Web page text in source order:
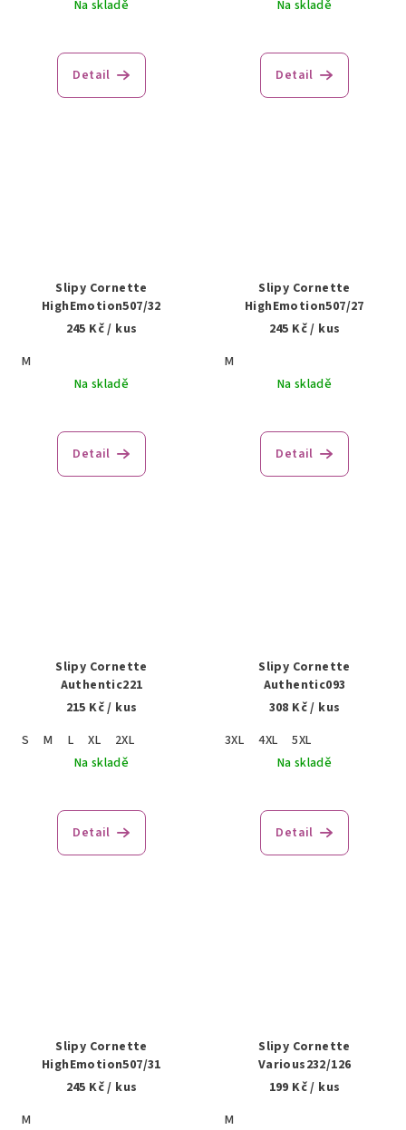
Na skladě
Detail
Na skladě
Detail
Slipy Cornette
HighEmotion507/32
245 Kč/ kus
M
Na skladě
Detail
Slipy Cornette
HighEmotion507/27
245 Kč/ kus
M
Na skladě
Detail
Slipy Cornette
Authentic221
215 Kč/ kus
S
M L XL
2XL
Na skladě
Detail
Slipy Cornette
Authentic093
308 Kč/ kus
3XL
4XL
5XL
Na skladě
Detail
Slipy Cornette
HighEmotion507/31
245 Kč/ kus
M
Slipy Cornette
Various232/126
199 Kč/ kus
M